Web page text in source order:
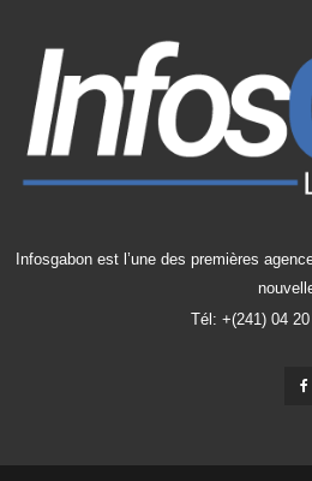
Infosgabon est l’une des premières
Tél: +(241) 04 20